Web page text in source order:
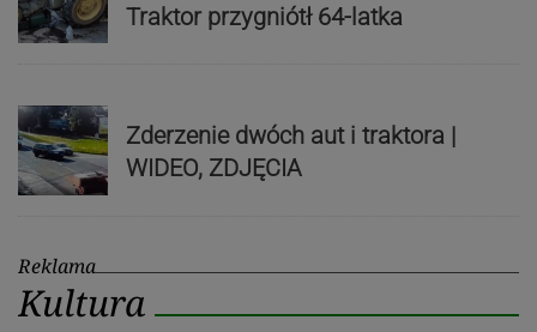
Traktor przygniótł 64-latka
Zderzenie dwóch aut i traktora |
WIDEO, ZDJĘCIA
Reklama
Kultura